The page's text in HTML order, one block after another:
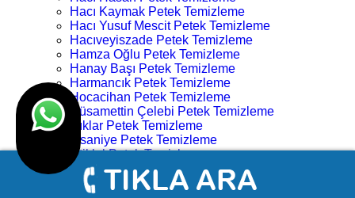
Hacı Kaymak Petek Temizleme
Hacı Yusuf Mescit Petek Temizleme
Hacıveyiszade Petek Temizleme
Hamza Oğlu Petek Temizleme
Hanay Başı Petek Temizleme
Harmancık Petek Temizleme
Hocacihan Petek Temizleme
Hüsamettin Çelebi Petek Temizleme
Işıklar Petek Temizleme
İhsaniye Petek Temizleme
İstiklal Petek Temizleme
Kampüs Petek Temizleme
Karahüyük Petek Temizleme